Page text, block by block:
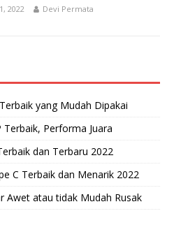
2022 Devi Permata
yang Mudah Dipakai
Performa Juara
dan Terbaru 2022
C Terbaik dan Menarik 2022
Awet atau tidak Mudah Rusak